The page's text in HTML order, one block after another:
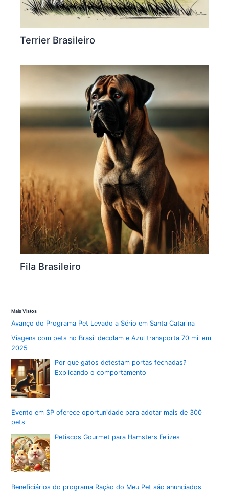
Terrier Brasileiro
Fila Brasileiro
Mais Vistos
Avanço do Programa Pet Levado a Sério em Santa Catarina
Viagens com pets no Brasil decolam e Azul transporta 70 mil em
2025
Por que gatos detestam portas fechadas?
Explicando o comportamento
Evento em SP oferece oportunidade para adotar mais de 300
pets
Petiscos Gourmet para Hamsters Felizes
Beneficiários do programa Ração do Meu Pet são anunciados